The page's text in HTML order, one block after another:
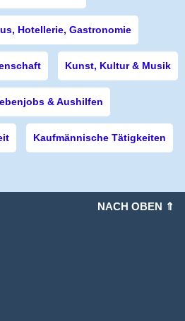
Hotellerie, Gastronomie
Kunst, Kultur & Musik
& Aushilfen
Kaufmännische Tätigkeiten
NACH OBEN ⇑